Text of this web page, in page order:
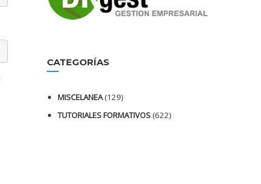
CATEGORÍAS
MISCELANEA(129)
TUTORIALES FORMATIVOS(622)